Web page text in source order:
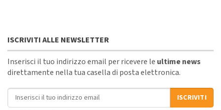
ISCRIVITI ALLE NEWSLETTER
Inserisci il tuo indirizzo email per ricevere le ultime news
direttamente nella tua casella di posta elettronica.
Indirizzo email
ISCRIVITI